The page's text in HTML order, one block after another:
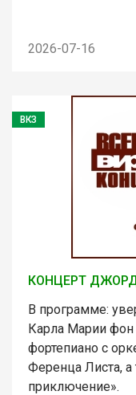
2026-07-16
ВКЗ
КОНЦЕРТ
В программе:
Карла Марии фон
фортепиано с
Ференца Листа,
приключение».